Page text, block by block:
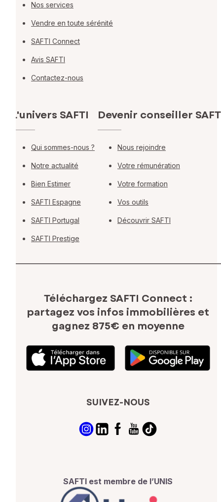
Nos services
Vendre en toute sérénité
SAFTI Connect
Avis SAFTI
Contactez-nous
L'univers SAFTI
Qui sommes-nous ?
Notre actualité
Bien Estimer
SAFTI Espagne
SAFTI Portugal
SAFTI Prestige
Devenir conseiller
Nous rejoindre
Votre rémunération
Votre formation
Vos outils
Découvrir SAFTI
Téléchargez SAFTI Connect :
partagez vos infos immobilières et
gagnez 875€ en moyenne
SUIVEZ-NOUS
SAFTI est membre de l’UNIS